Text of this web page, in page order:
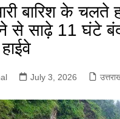
बारिश के चलते
से साढ़े 11 घंटे
July 3, 2026